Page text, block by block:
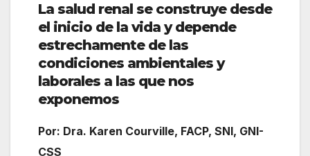
La salud renal se construye desde
el inicio de la vida y depende
estrechamente de las
condiciones ambientales y
laborales a las que nos
exponemos
Por: Dra. Karen Courville, FACP, SNI, GNI-
CSS